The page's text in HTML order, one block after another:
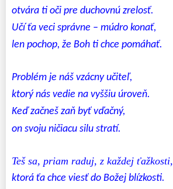
otvára ti oči pre duchovnú zrelosť.
Učí ťa veci správne – múdro konať,
len pochop, že Boh ti chce pomáhať.
Problém je náš vzácny učiteľ,
ktorý nás vedie na vyššiu úroveň.
Keď začneš zaň byť vďačný,
on svoju ničiacu silu stratí.
Teš sa, priam raduj, z každej ťažkosti,
ktorá ťa chce viesť do Božej blízkosti.